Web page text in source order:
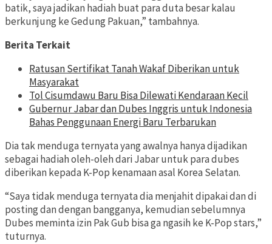
batik, saya jadikan hadiah buat para duta besar kalau
berkunjung ke Gedung Pakuan,” tambahnya.
Berita Terkait
Ratusan Sertifikat Tanah Wakaf Diberikan untuk
Masyarakat
Tol Cisumdawu Baru Bisa Dilewati Kendaraan Kecil
Gubernur Jabar dan Dubes Inggris untuk Indonesia
Bahas Penggunaan Energi Baru Terbarukan
Dia tak menduga ternyata yang awalnya hanya dijadikan
sebagai hadiah oleh-oleh dari Jabar untuk para dubes
diberikan kepada K-Pop kenamaan asal Korea Selatan.
“Saya tidak menduga ternyata dia menjahit dipakai dan di
posting dan dengan bangganya, kemudian sebelumnya
Dubes meminta izin Pak Gub bisa ga ngasih ke K-Pop stars,”
tuturnya.